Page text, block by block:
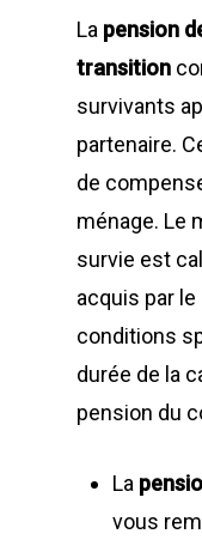
La pension
transition
survivants
partenaire.
de
ménage. Le
survie est
acquis par
conditions
durée de la
pension du
La
vous